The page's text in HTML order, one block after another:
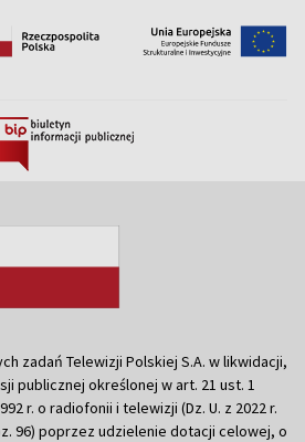
zadań Telewizji Polskiej S.A. w likwidacji,
publicznej określonej w art. 21 ust. 1
r. o radiofonii i telewizji (Dz. U. z 2022 r.
96) poprzez udzielenie dotacji celowej, o